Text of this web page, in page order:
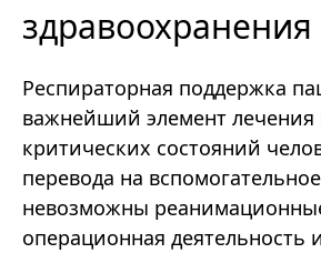
здравоохранения
Респираторная поддержка
важнейший элемент лечения
критических состояний
перевода на
невозможны
операционная деятельность